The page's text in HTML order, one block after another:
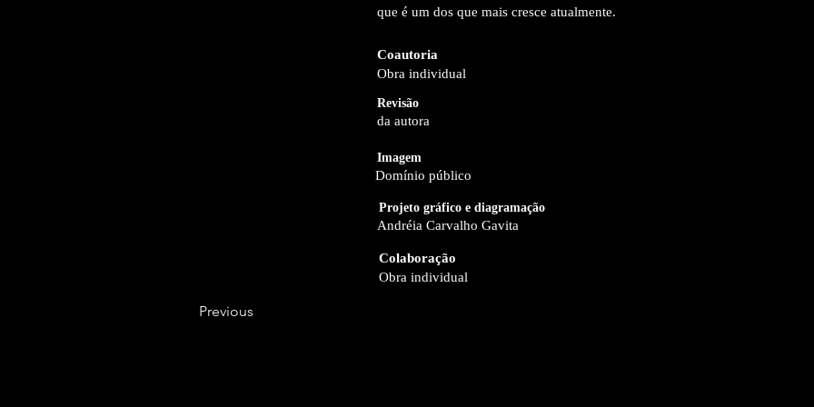
que é um dos que mais cresce atualmente.
Coautoria
Obra individual
Revisão
da autora
Imagem
Domínio público
Projeto gráfico e diagramação
Andréia Carvalho Gavita
Previous
Colaboração
Obra individual